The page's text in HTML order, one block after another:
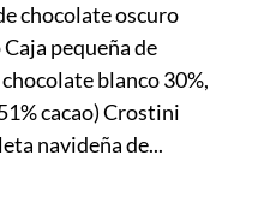
chocolate oscuro
pequeña de
blanco 30%,
cacao) Crostini
navideña de...